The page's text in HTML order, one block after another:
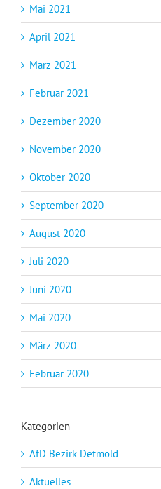
Mai 2021
April 2021
März 2021
Februar 2021
Dezember 2020
November 2020
Oktober 2020
September 2020
August 2020
Juli 2020
Juni 2020
Mai 2020
März 2020
Februar 2020
Kategorien
AfD Bezirk Detmold
Aktuelles